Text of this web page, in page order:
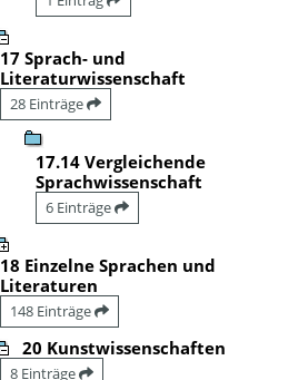
17 Sprach- und
Literaturwissenschaft
28 Einträge
17.14 Vergleichende
Sprachwissenschaft
6 Einträge
18 Einzelne Sprachen und
Literaturen
148 Einträge
20 Kunstwissenschaften
8 Einträge